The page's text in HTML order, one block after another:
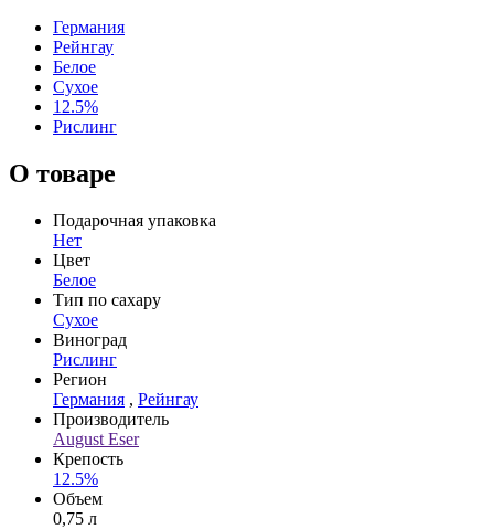
Германия
Рейнгау
Белое
Сухое
12.5%
Рислинг
О товаре
Подарочная упаковка
Нет
Цвет
Белое
Тип по сахару
Сухое
Виноград
Рислинг
Регион
Германия , Рейнгау
Производитель
August Eser
Крепость
12.5%
Объем
0,75 л